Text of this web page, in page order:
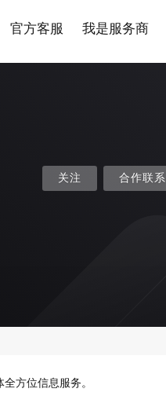
官方客服 我是服务商
关注 合作联系
方位信息服务。